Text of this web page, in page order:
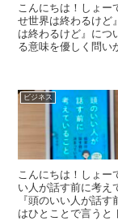
こんにちは！しょー
せ世界は終わるけど
は終わるけど』につ
る意味を優しく問い
ビジネス
こんにちは！しょー
い人が話す前に考え
『頭のいい人が話
はひとことで言うと